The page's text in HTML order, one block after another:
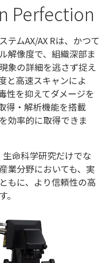
Perfection
テムAX/AX Rは、かつて
解像度で、組織深部ま
象の詳細を逃さず捉え
と高速スキャンによ
性を抑えてダメージを
得・解析機能を搭載
効率的に取得できま
生命科学研究だけでな
業分野においても、実
もに、より信頼性の高